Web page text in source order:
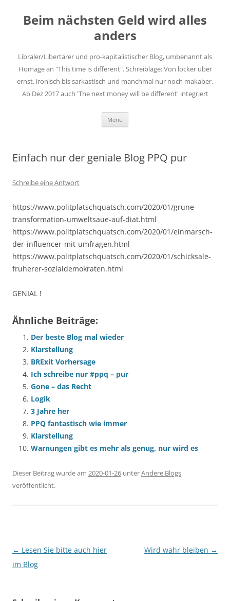
springen
Beim nächsten Geld wird alles
anders
Libraler/Libertärer und pro-kapitalistischer Blog, umbenannt als
Homage an "This time is different". Schreiblage: Von locker über
ernst, ironisch bis sarkastisch und manchmal nur noch makaber.
Ab Dez 2017 auch 'The next money will be different' integriert
Menü
Einfach nur der geniale Blog PPQ pur
Schreibe eine Antwort
https://www.politplatschquatsch.com/2020/01/grune-
transformation-umweltsaue-auf-diat.html
https://www.politplatschquatsch.com/2020/01/einmarsch-
der-influencer-mit-umfragen.html
https://www.politplatschquatsch.com/2020/01/schicksale-
fruherer-sozialdemokraten.html
GENIAL !
Ähnliche Beiträge:
Der beste Blog mal wieder
Klarstellung
BRExit Vorhersage
Ich schreibe nur #ppq – pur
Gone – das Recht
Logik
3 Jahre her
PPQ fantastisch wie immer
Klarstellung
Warnungen gibt es mehr als genug, nur wird es
Dieser Beitrag wurde am 2020-01-26 unterAndere Blogs
veröffentlicht.
Beitragsnavigation
← Lesen Sie bitte auch hier
im Blog
Wird wahr bleiben →